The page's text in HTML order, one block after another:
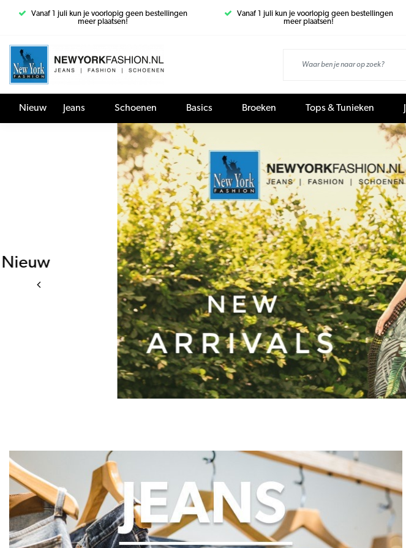
Vanaf 1 juli kun je voorlopig geen bestellingen
meer plaatsen!
Vanaf 1 juli kun je voorlopig geen bestellingen
meer plaatsen!
Nieuw Jeans Schoenen Basics Broeken Tops & Tunieken